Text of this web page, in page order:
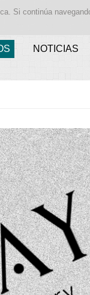
Si continúa
NOTICIAS